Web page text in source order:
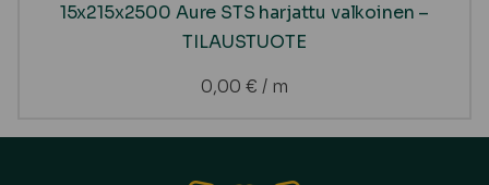
15x215x2500 Aure STS harjattu valkoinen –
TILAUSTUOTE
0,00 € / m